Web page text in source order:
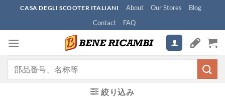
content
CASA DEGLI SCOOTER ITALIANI About Our Stores
Blog
Contact
FAQ
絞り込み